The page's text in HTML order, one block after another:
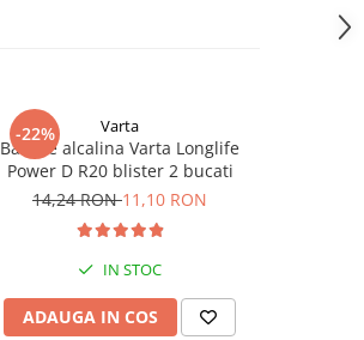
-22% Varta
Baterie alcalina Varta Longlife
Power D R20 blister 2 bucati
14,24 RON11,10 RON
IN STOC
ADAUGA IN COS